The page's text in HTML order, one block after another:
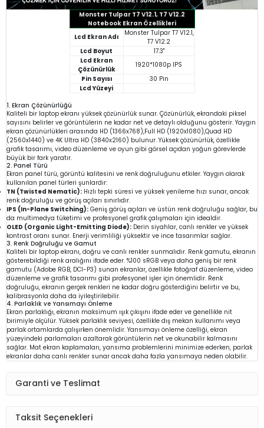
Monster Tulpar T7 V12.1, T7 V12.2
Notebook Ekran Özellikleri
Lcd Ekran Adı
Monster Tulpar T7 V12.1,
T7 V12.2
Lcd Boyut
17.3"
Lcd Ekran
Çözünürlük
1920*1080p IPS
Pin Sayısı
30 Pin
Lcd Yüzeyi
1. Ekran Çözünürlüğü
Kaliteli bir laptop ekranı yüksek çözünürlük sunar. Çözünürlük, ekrandaki piksel
sayısını belirler ve görüntülerin ne kadar net ve detaylı olduğunu gösterir. Yaygın
ekran çözünürlükleri arasında HD (1366x768),Full HD (1920x1080),Quad HD
(2560x1440) ve 4K Ultra HD (3840x2160) bulunur. Yüksek çözünürlük, özellikle
grafik tasarımı, video düzenleme ve oyun gibi görsel açıdan yoğun görevlerde
büyük bir fark yaratır.
2. Panel Türü
Ekran panel türü, görüntü kalitesini ve renk doğruluğunu etkiler. Yaygın olarak
kullanılan panel türleri şunlardır:
TN (Twisted Nematic): Hızlı tepki süresi ve yüksek yenileme hızı sunar, ancak
renk doğruluğu ve görüş açıları sınırlıdır.
IPS (In-Plane Switching): Geniş görüş açıları ve üstün renk doğruluğu sağlar, bu
da multimedya tüketimi ve profesyonel grafik çalışmaları için idealdir.
OLED (Organic Light-Emitting Diode): Derin siyahlar, canlı renkler ve yüksek
kontrast oranı sunar. Enerji verimliliği yüksektir ve ince tasarımlar sağlar.
3. Renk Doğruluğu ve Gamut
Kaliteli bir laptop ekranı, doğru ve canlı renkler sunmalıdır. Renk gamutu, ekranın
gösterebildiği renk aralığını ifade eder. %100 sRGB veya daha geniş bir renk
gamutu (Adobe RGB, DCI-P3) sunan ekranlar, özellikle fotoğraf düzenleme, video
düzenleme ve grafik tasarımı gibi profesyonel işler için önemlidir. Renk
doğruluğu, ekranın gerçek renkleri ne kadar doğru gösterdiğini belirtir ve bu,
kalibrasyonla daha da iyileştirilebilir.
4. Parlaklık ve Yansımayı Önleme
Ekran parlaklığı, ekranın maksimum ışık çıkışını ifade eder ve genellikle nit
birimiyle ölçülür. Yüksek parlaklık seviyesi, özellikle dış mekan kullanımı veya
parlak ortamlarda çalışırken önemlidir. Yansımayı önleme özelliği, ekran
yüzeyindeki parlamaları azaltarak görüntülerin net ve okunabilir kalmasını
sağlar. Mat ekran kaplamaları, yansıma problemlerini minimize ederken, parlak
ekranlar daha canlı renkler sunar ancak daha fazla yansımaya neden olabilir.
Garanti ve Teslimat
Taksit Seçenekleri